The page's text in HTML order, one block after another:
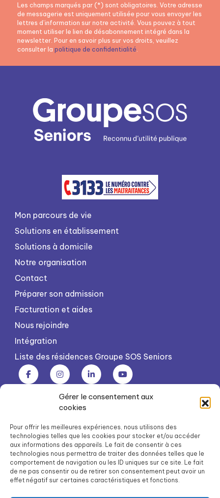
Gérer le consentement aux
cookies
Pour offrir les meilleures expériences, nous utilisons des
technologies telles que les cookies pour stocker et/ou accéder
aux informations des appareils. Le fait de consentir à ces
technologies nous permettra de traiter des données telles que le
comportement de navigation ou les ID uniques sur ce site. Le fait
de ne pas consentir ou de retirer son consentement peut avoir un
effet négatif sur certaines caractéristiques et fonctions.
Les champs marqués par (*) sont obligatoires. Votre adresse
de messagerie est uniquement utilisée pour vous envoyer les
lettres d’information sur notre activité. Vous pouvez à tout
moment utiliser le lien de désabonnement intégré dans la
newsletter. Pour en savoir plus sur vos droits, veuillez
consulter la politique de confidentialité
Mon parcours de vie
Solutions en établissement
Solutions à domicile
Notre organisation
Contact
Préparer son admission
Facturation et aides
Nous rejoindre
Intégration
Liste des résidences Groupe SOS Seniors
Groupe SOS Seniors est une association du Groupe SOS
dg.seniors@groupe-sos.org
ARPAVIE est une association du Groupe SOS